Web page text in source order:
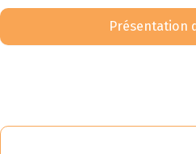
Présentation